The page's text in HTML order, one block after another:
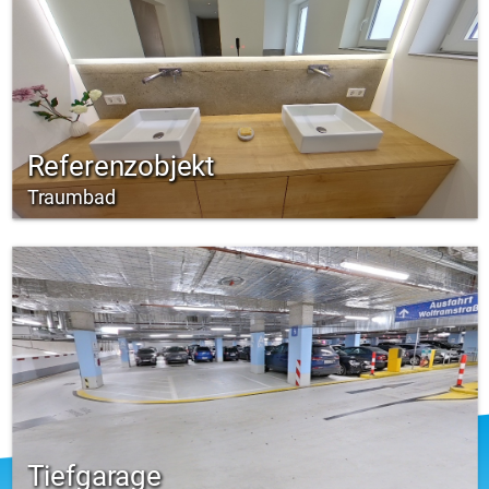
Referenzobjekt
Traumbad
Tiefgarage